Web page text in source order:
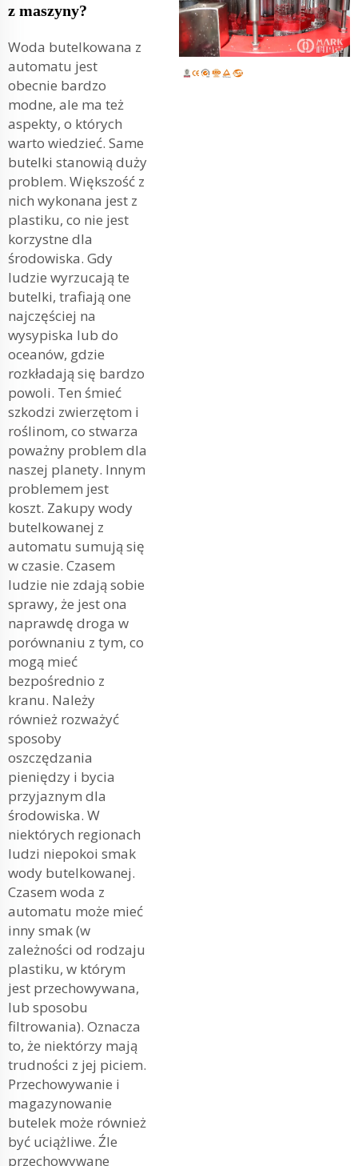
z maszyny?
Woda butelkowana z
automatu jest
obecnie bardzo
modne, ale ma też
aspekty, o których
warto wiedzieć. Same
butelki stanowią duży
problem. Większość z
nich wykonana jest z
plastiku, co nie jest
korzystne dla
środowiska. Gdy
ludzie wyrzucają te
butelki, trafiają one
najczęściej na
wysypiska lub do
oceanów, gdzie
rozkładają się bardzo
powoli. Ten śmieć
szkodzi zwierzętom i
roślinom, co stwarza
poważny problem dla
naszej planety. Innym
problemem jest
koszt. Zakupy wody
butelkowanej z
automatu sumują się
w czasie. Czasem
ludzie nie zdają sobie
sprawy, że jest ona
naprawdę droga w
porównaniu z tym, co
mogą mieć
bezpośrednio z
kranu. Należy
również rozważyć
sposoby
oszczędzania
pieniędzy i bycia
przyjaznym dla
środowiska. W
niektórych regionach
ludzi niepokoi smak
wody butelkowanej.
Czasem woda z
automatu może mieć
inny smak (w
zależności od rodzaju
plastiku, w którym
jest przechowywana,
lub sposobu
filtrowania). Oznacza
to, że niektórzy mają
trudności z jej piciem.
Przechowywanie i
magazynowanie
butelek może również
być uciążliwe. Źle
przechowywane